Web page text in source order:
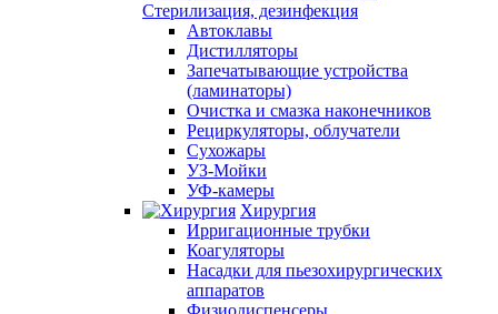
Стерилизация, дезинфекция
Автоклавы
Дистилляторы
Запечатывающие устройства
(ламинаторы)
Очистка и смазка наконечников
Рециркуляторы, облучатели
Сухожары
УЗ-Мойки
УФ-камеры
Хирургия
Ирригационные трубки
Коагуляторы
Насадки для пьезохирургических
аппаратов
Физиодиспенсеры